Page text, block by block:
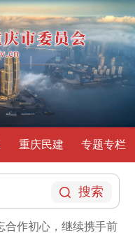
重庆民建 专题专栏
搜索
合作初心，继续携手前